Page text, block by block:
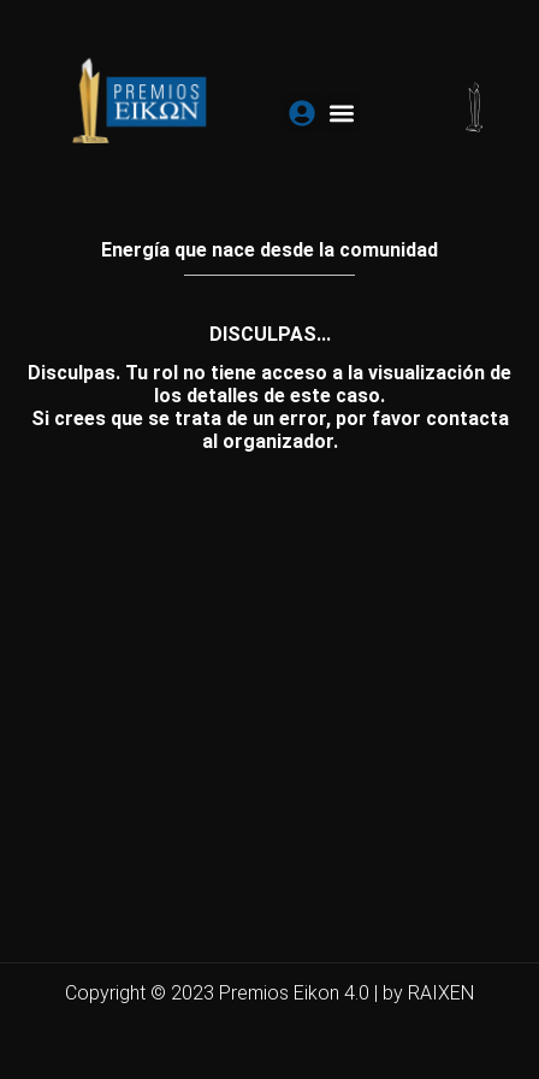
contenido
Energía que nace desde la comunidad
DISCULPAS...
Disculpas. Tu rol no tiene acceso a la visualización de
los detalles de este caso.
Si crees que se trata de un error, por favor contacta
al organizador.
Copyright © 2023 Premios Eikon 4.0 | by RAIXEN